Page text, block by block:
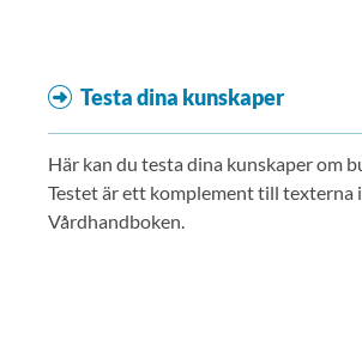
Testa dina kunskaper
Här kan du testa dina kunskaper om
Testet är ett komplement till texterna i
Vårdhandboken.